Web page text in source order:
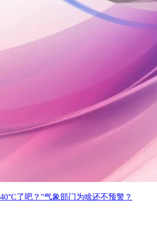
了吧？”气象部门为啥还不预警？